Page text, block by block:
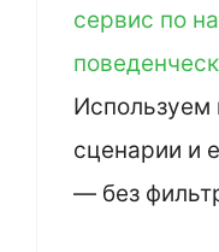
сервис по
Используем
сценарии и
— без